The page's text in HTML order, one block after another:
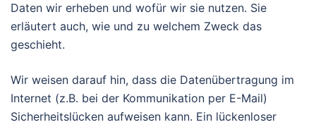
Daten wir erheben und wofür wir sie nutzen. Sie
erläutert auch, wie und zu welchem Zweck das
geschieht.
Wir weisen darauf hin, dass die Datenübertragung im
Internet (z.B. bei der Kommunikation per E-Mail)
Sicherheitslücken aufweisen kann. Ein lückenloser